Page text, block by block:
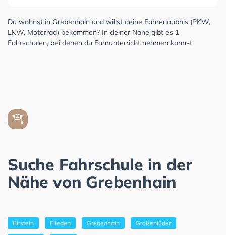
Du wohnst in Grebenhain und willst deine Fahrerlaubnis (PKW,
LKW, Motorrad) bekommen? In deiner Nähe gibt es 1
Fahrschulen, bei denen du Fahrunterricht nehmen kannst.
Suche Fahrschule in der
Nähe von Grebenhain
Birstein Flieden Grebenhain Großenlüder